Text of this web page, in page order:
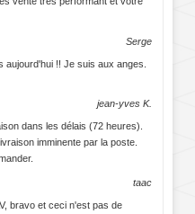
Serge
aujourd'hui !! Je suis aux anges.
jean-yves K.
dans les délais (72 heures).
imminente par la poste.
taac
bravo et ceci n'est pas de